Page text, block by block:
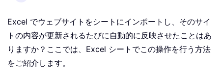
Excel でウェブサイトをシートにインポートし、そのサイ
トの内容が更新されるたびに自動的に反映させたことはあ
りますか？ここでは、Excel シートでこの操作を行う方法
をご紹介します。